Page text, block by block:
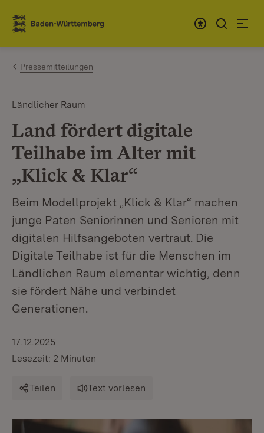
Zum Inhalt springen
Link zur Startseite
Pressemitteilungen
Ländlicher Raum
Land fördert digitale
Teilhabe im Alter mit
„Klick & Klar“
Beim Modellprojekt „Klick & Klar“ machen
junge Paten Seniorinnen und Senioren mit
digitalen Hilfsangeboten vertraut. Die
Digitale Teilhabe ist für die Menschen im
Ländlichen Raum elementar wichtig, denn
sie fördert Nähe und verbindet
Generationen.
17.12.2025
Lesezeit: 2 Minuten
Teilen Text vorlesen